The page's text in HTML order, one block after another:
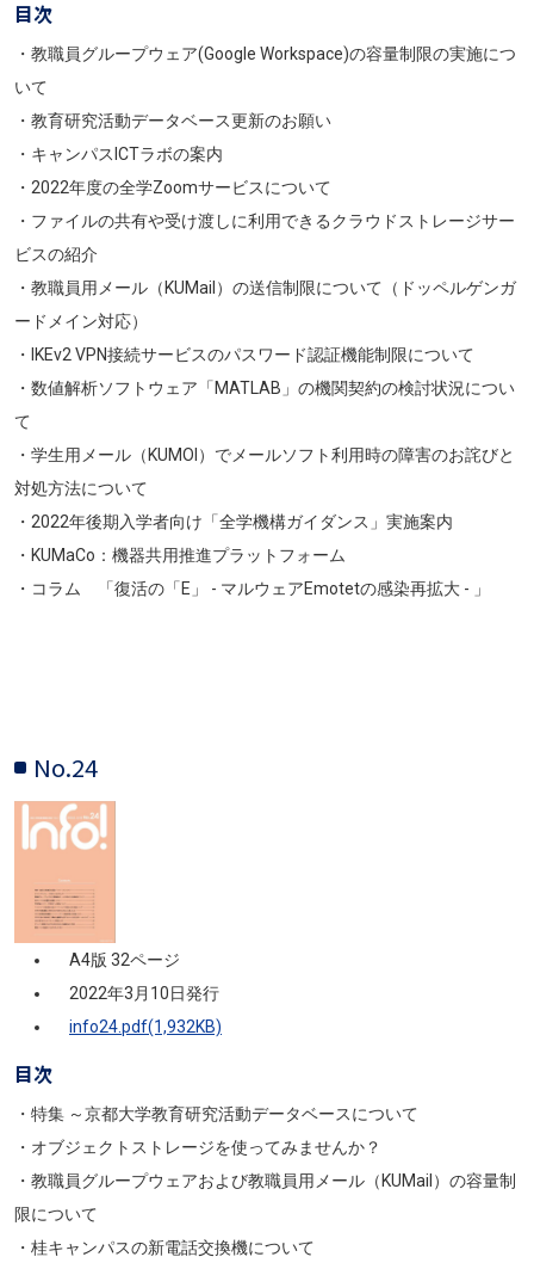
目次
・教職員グループウェア(Google Workspace)の容量制限の実施につ
いて
・教育研究活動データベース更新のお願い
・キャンパスICTラボの案内
・2022年度の全学Zoomサービスについて
・ファイルの共有や受け渡しに利用できるクラウドストレージサー
ビスの紹介
・教職員用メール（KUMail）の送信制限について（ドッペルゲンガ
ードメイン対応）
・IKEv2 VPN接続サービスのパスワード認証機能制限について
・数値解析ソフトウェア「MATLAB」の機関契約の検討状況につい
て
・学生用メール（KUMOI）でメールソフト利用時の障害のお詫びと
対処方法について
・2022年後期入学者向け「全学機構ガイダンス」実施案内
・KUMaCo：機器共用推進プラットフォーム
・コラム 「復活の「E」 - マルウェアEmotetの感染再拡大 - 」
No.24
画像
A4版 32ページ
2022年3月10日発行
info24.pdf(1,932KB)
目次
・特集 ～京都大学教育研究活動データベースについて
・オブジェクトストレージを使ってみませんか？
・教職員グループウェアおよび教職員用メール（KUMail）の容量制
限について
・桂キャンパスの新電話交換機について